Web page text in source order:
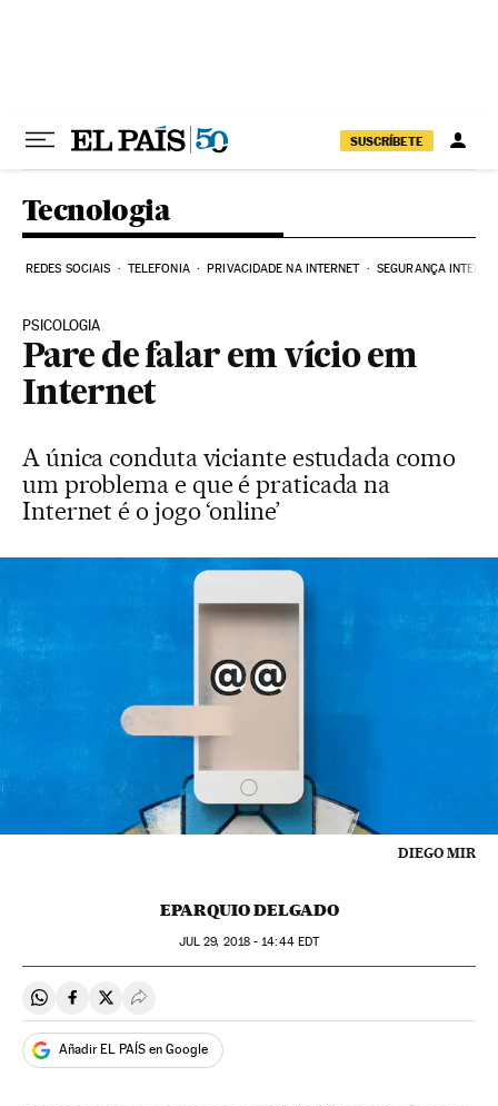
SUSCRÍBETE
Tecnologia
REDES SOCIAIS TELEFONIA PRIVACIDADE NA INTERNET SEGURANÇA
PSICOLOGIA
Pare de falar em vício em
Internet
A única conduta viciante estudada como
um problema e que é praticada na
Internet é o jogo ‘online’
DIEGO MIR
EPARQUIO DELGADO
JUL 29, 2018 - 14:44EDT
Compartir en Whatsapp
Compartir en Facebook
Compartir en Twitter
Desplegar Redes Sociales
Añadir EL PAÍS en Google